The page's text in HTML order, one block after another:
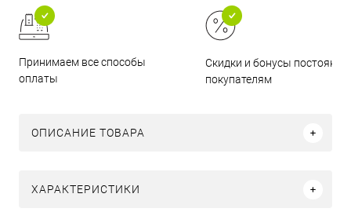
Принимаем все способы
оплаты
Скидки и бонусы
покупателям
ОПИСАНИЕ ТОВАРА
ХАРАКТЕРИСТИКИ